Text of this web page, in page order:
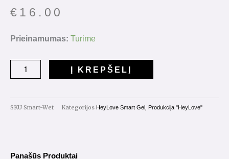
€ 16.00
Prieinamumas: Turime
produkto
HeyLove
Smart
"Wet"
Į KREPŠELĮ
SKU Smart-Wet Kategorijos HeyLove Smart Gel, Produkcija "HeyLove"
Panašūs Produktai